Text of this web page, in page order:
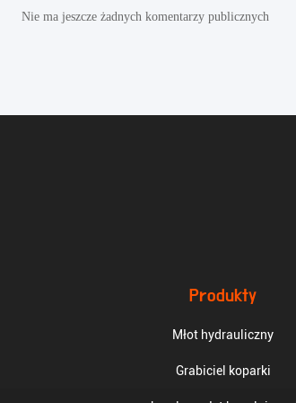
Nie ma jeszcze żadnych komentarzy publicznych
Produkty
Młot hydrauliczny
Grabiciel koparki